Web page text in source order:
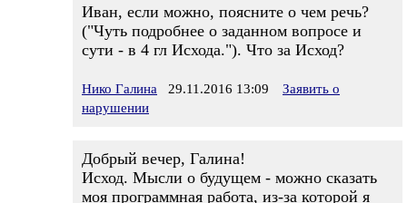
Иван, если можно, поясните о чем речь?
("Чуть подробнее о заданном вопросе и
сути - в 4 гл Исхода."). Что за Исход?
Нико Галина 29.11.2016 13:09
Заявить о
нарушении
Добрый вечер, Галина!
Исход. Мысли о будущем - можно сказать
моя программная работа, из-за которой я